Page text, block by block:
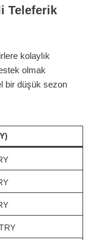
Teleferik
kolaylık
olmak
bir düşük sezon